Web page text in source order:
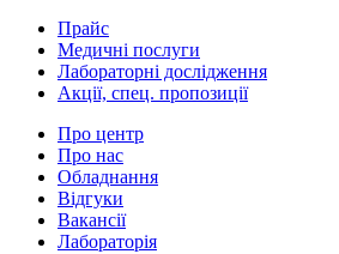
Прайс
Медичні послуги
Лабораторні дослідження
Акції, спец. пропозиції
Про центр
Про нас
Обладнання
Відгуки
Вакансії
Лабораторія